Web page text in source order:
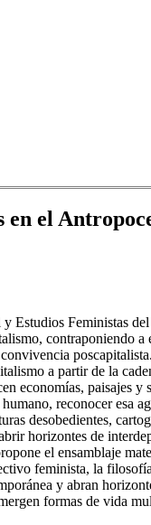
en el
Estudios Feministas
contraponiendo
a partir de la
economías,
reconocer esa
desobedientes,
horizontes de
el ensamblaje
feminista, la
y abran
formas de vida